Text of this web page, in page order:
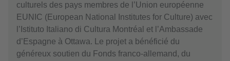
culturels des pays membres de l’Union européenne
EUNIC (European National Institutes for Culture) avec
l’Istituto Italiano di Cultura Montréal et l’Ambassade
d’Espagne à Ottawa. Le projet a bénéficié du
généreux soutien du Fonds franco-allemand, du